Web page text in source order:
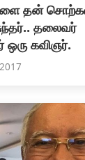
தன்
தலைவர்
ஒரு கவிஞர்.